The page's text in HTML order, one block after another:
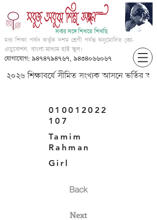
সবার সঙ্গে শিখতে শিখছি
মধ্য শিক্ষা পর্ষদ কর্তৃক দশম শ্রেণী পর্যন্ত অনুমোদিত কো-
এডুকেশন, বাংলা মাধ্যম হাই স্কুল।
যোগাযোগ: ৯৪৭৪৭৯৪৭৬৭, ৯৪৩৪০৬৬০৬৭
২০২৬ শিক্ষাবর্ষে সীমিত সংখ্যক আসনে ভর্তির
010012022
107
Tamim
Rahman
Girl
Back
Next